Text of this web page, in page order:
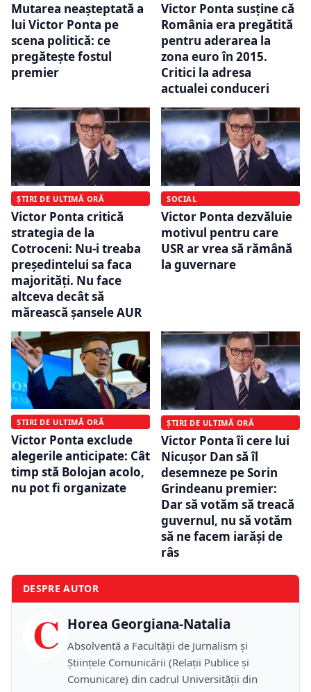
Mutarea neașteptată a
lui Victor Ponta pe
scena politică: ce
pregătește fostul
premier
Victor Ponta susține că
România era pregătită
pentru aderarea la
zona euro în 2015.
Critici la adresa
actualei conduceri
ȘTIRI DE ULTIMĂ ORĂ
Victor Ponta critică
strategia de la
Cotroceni: Nu-i treaba
președintelui sa faca
majorități. Nu face
altceva decât să
mărească șansele AUR
SOCIAL
Victor Ponta dezvăluie
motivul pentru care
USR ar vrea să rămână
la guvernare
ȘTIRI DE ULTIMĂ ORĂ
Victor Ponta exclude
alegerile anticipate: Cât
timp stă Bolojan acolo,
nu pot fi organizate
ȘTIRI DE ULTIMĂ ORĂ
Victor Ponta îi cere lui
Nicușor Dan să îl
desemneze pe Sorin
Grindeanu premier:
Dar să votăm să treacă
guvernul, nu să votăm
să ne facem iarăși de
râs
DESPRE AUTOR
C Horea Georgiana-Natalia
Absolventă a Facultății de Jurnalism și
Științele Comunicării (Relații Publice și
Comunicare) din cadrul Universității din